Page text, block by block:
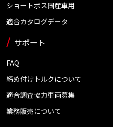
ショートボス国産車用
適合カタログデータ
サポート
FAQ
締め付けトルクについて
適合調査協力車両募集
業務販売について